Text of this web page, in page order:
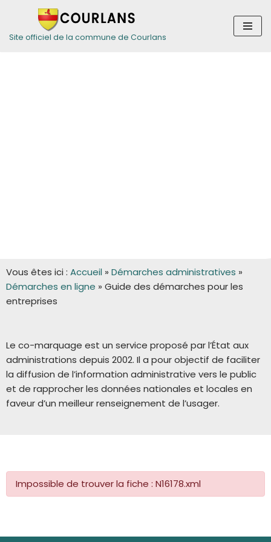
Aller
Site officiel de la commune de Courlans
Vous êtes ici : Accueil » Démarches administratives »
Démarches en ligne » Guide des démarches pour les
entreprises
Le co-marquage est un service proposé par l’État aux
administrations depuis 2002. Il a pour objectif de faciliter
la diffusion de l’information administrative vers le public
et de rapprocher les données nationales et locales en
faveur d’un meilleur renseignement de l’usager.
Impossible de trouver la fiche : N16178.xml